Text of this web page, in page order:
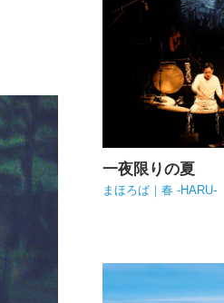
一夜限りの夏
まほろば｜春 -HARU-